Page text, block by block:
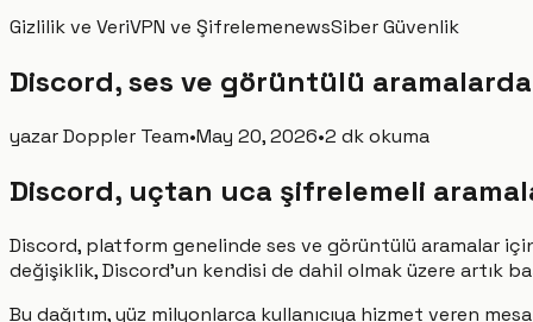
Gizlilik ve VeriVPN ve ŞifrelemenewsSiber Güvenlik
Discord, ses ve görüntülü
yazarDoppler Team•May 20, 2026•2 dk okuma
Discord, uçtan uca şifrelemeli
Discord, platform genelinde ses ve görüntülü aramalar
değişiklik, Discord'un kendisi de dahil olmak üzere artık
Bu dağıtım, yüz milyonlarca kullanıcıya hizmet veren